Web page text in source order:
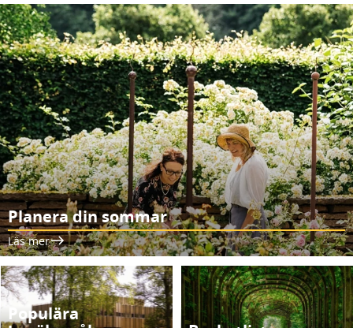
Planera din sommar
Läs mer
Populära